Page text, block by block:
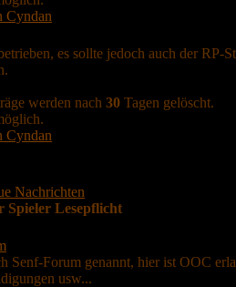
Cyndan
es sollte jedoch auch der RP-
werden nach 30 Tagen gelöscht.
Cyndan
Nachrichten
Spieler Lesepflicht
Senf-Forum genannt, hier ist OOC
usw...